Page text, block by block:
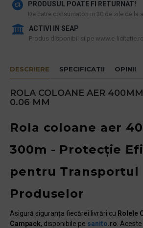
PRODUSUL POATE FI RETURNAT!
De catre consumatori in 30 de zile de la
ACTIVI IN SEAP
Produs disponibil si pe www.e-licitatie.ro
DESCRIERE SPECIFICATII OPINII
ROLA COLOANE AER
0.06 MM
Rola coloane aer
300m - Protecție
pentru Transportul
Produselor
Asigură siguranța fiecărei livrări cu Rolele
Campack, disponibile pe sanito.ro .